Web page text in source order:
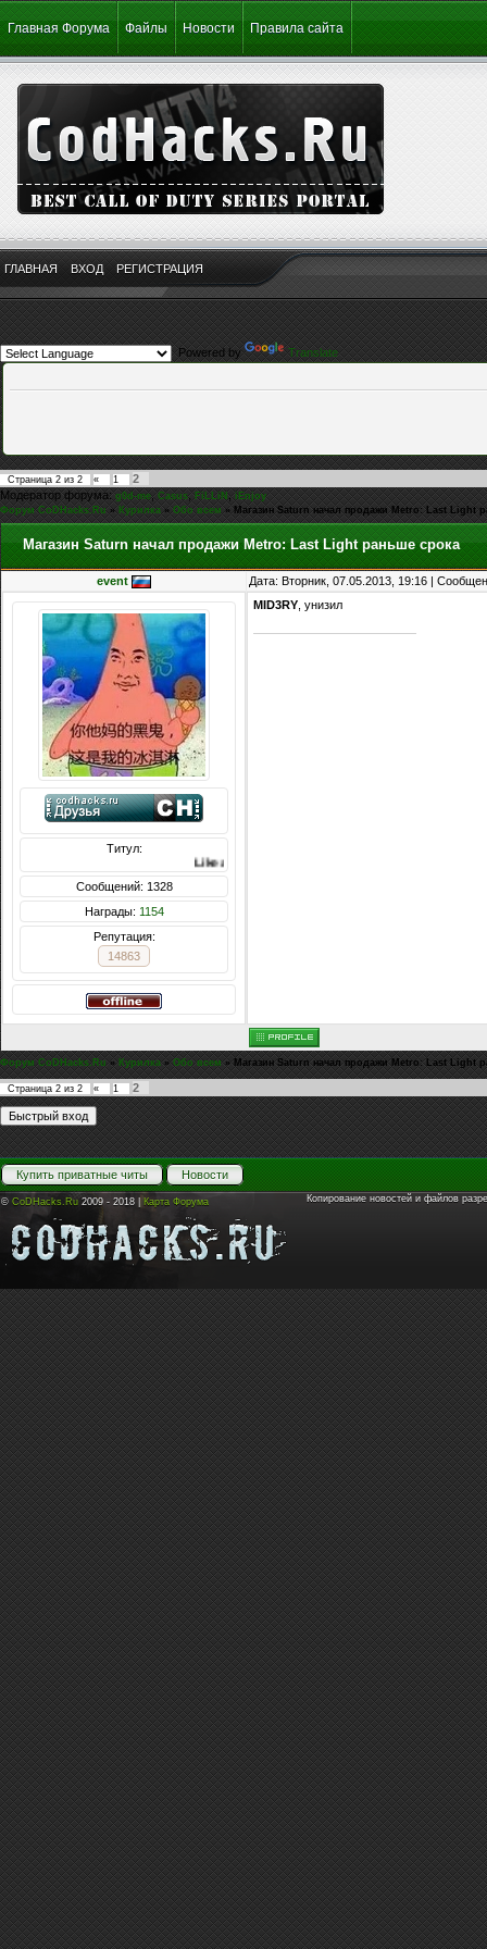
Главная Форума Файлы Новости Правила сайта
ГЛАВНАЯ ВХОД РЕГИСТРАЦИЯ
Powered by Translate
Страница 2 из 2 « 1
2
Модератор форума:g0d-me,Casus, FiLLiN,iEnjoy
Форум CoDHacks.Ru » Курилка » Обо всем » Магазин Saturn начал продажи Metro: Last Light
Магазин Saturn начал продажи Metro: Last Light раньше срока
event Дата: Вторник, 07.05.2013, 19:16 |
Титул:
Like a God
Сообщений: 1328
Награды: 1154
Репутация:
14863
MID3RY , унизил
Форум CoDHacks.Ru » Курилка » Обо всем » Магазин Saturn начал продажи Metro: Last Light
Страница 2 из 2 « 1 2
Купить приватные читы Новости
© CoDHacks.Ru 2009 - 2018 | Карта Форума Копирование новостей и файлов